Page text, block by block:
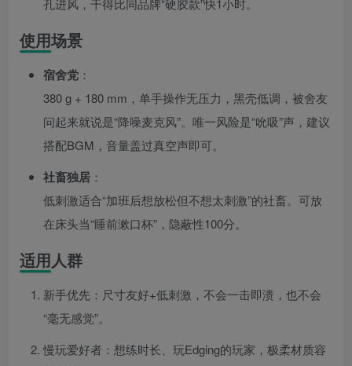
孔进风，干得比同品牌“硬胶款”快1小时。
使用场景
宿舍党 ：
380 g + 180 mm，单手操作无压力，黑壳低调，被舍友
问起来就说是“降噪麦克风”。唯一风险是“吮吸”声，建议
搭配BGM，音量盖过真空声即可。
社畜独居 ：
低刺激适合“加班后想放松但不想太刺激”的社畜。可放
在床头当“睡前漱口杯”，隐蔽性100分。
适用人群
新手优先：尺寸友好+低刺激，不会一击即溃，也不会
“毫无感觉”。
慢玩爱好者：想练时长、玩Edging的玩家，极柔材质容